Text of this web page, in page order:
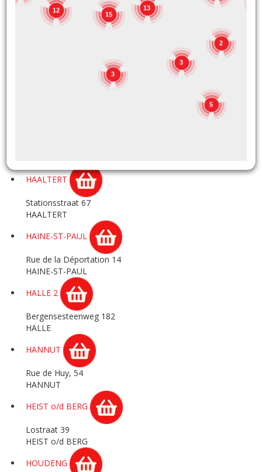
GOZEE
HAALTERT
Stationsstraat 67
HAALTERT
HAINE-ST-PAUL
Rue de la Déportation 14
HAINE-ST-PAUL
HALLE 2
Bergensesteenweg 182
HALLE
HANNUT
Rue de Huy, 54
HANNUT
HEIST o/d BERG
Lostraat 39
HEIST o/d BERG
HOUDENG
15
13
3
5
12
3
2